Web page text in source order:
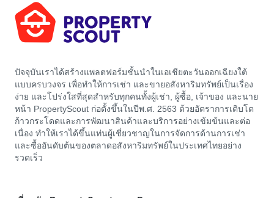
ปัจจุบันเราได้สร้างแพลตฟอร์มชั้นนำในเอเชียตะวันออกเฉียงใต้
แบบครบวงจร เพื่อทำให้การเช่า และขายอสังหาริมทรัพย์เป็นเรื่อง
ง่าย และโปร่งใสที่สุดสำหรับทุกคนทั้งผู้เช่า, ผู้ซื้อ, เจ้าของ และนาย
หน้า PropertyScout ก่อตั้งขึ้นในปีพ.ศ. 2563 ด้วยอัตราการเติบโต
ก้าวกระโดดและการพัฒนาสินค้าและบริการอย่างเข้มข้นและต่อ
เนื่อง ทำให้เราได้ขึ้นแท่นผู้เชี่ยวชาญในการจัดการด้านการเช่า
และซื้ออันดับต้นของตลาดอสังหาริมทรัพย์ในประเทศไทยอย่าง
รวดเร็ว